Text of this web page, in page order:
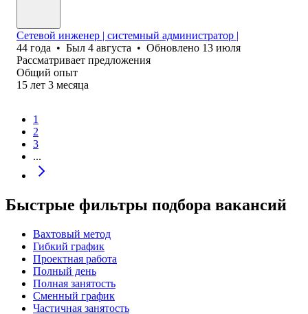
Сетевой инженер | системный администратор |
44 года • Был 4 августа • Обновлено 13 июля
Рассматривает предложения
Общий опыт
15 лет 3 месяца
1
2
3
...
Быстрые фильтры подбора вакансий
Вахтовый метод
Гибкий график
Проектная работа
Полный день
Полная занятость
Сменный график
Частичная занятость